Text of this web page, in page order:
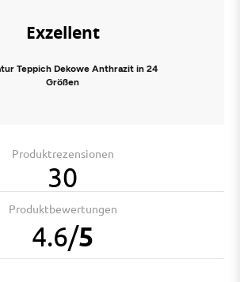
Exzellent
Teppich Dekowe Anthrazit in 24
Größen
Produktrezensionen
30
Produktbewertungen
4.6/5